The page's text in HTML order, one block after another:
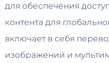
для обеспечения
контента для
включает в себя
изображений и